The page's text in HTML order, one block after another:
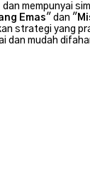
mempunyai
Emas" dan "
strategi yang
dan mudah